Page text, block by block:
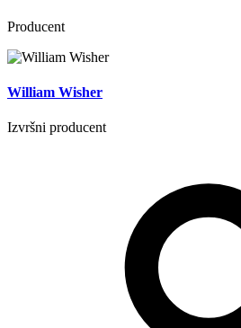
Producent
William Wisher
Izvršni producent